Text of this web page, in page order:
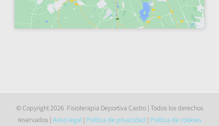
© Copyright2026 Fisioterapia Deportiva Castro | Todos los derechos
reservados | Aviso legal | Política de privacidad | Política de cookies